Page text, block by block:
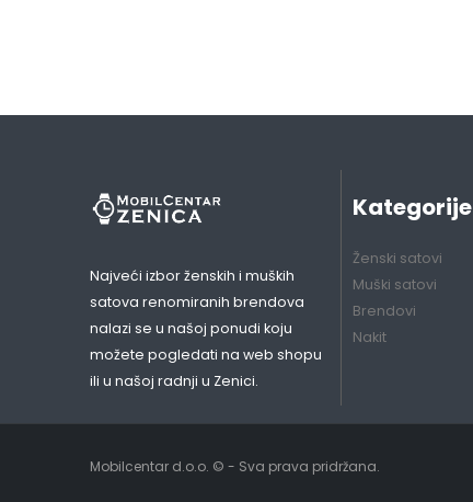
Najveći izbor ženskih i muških
satova renomiranih brendova
nalazi se u našoj ponudi koju
možete pogledati na web shopu
ili u našoj radnji u Zenici.
Kategorije
Ženski satovi
Muški satovi
Brendovi
Nakit
Mobilcentar d.o.o. © - Sva prava pridržana.